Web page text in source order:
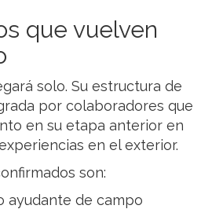
que vuelven
solo. Su estructura de
por colaboradores que
en su etapa anterior en
en el exterior.
son:
ayudante de campo